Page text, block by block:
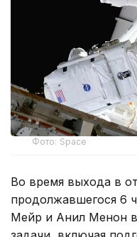
Фото: Space
Во время выхода в
продолжавшегося 6
Мейр и Анил Менон